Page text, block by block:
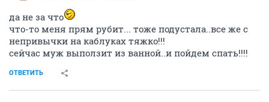
да не за что
что-то меня прям рубит... тоже подустала..все же с
непривычки на каблуках тяжко!!!
сейчас муж выползит из ванной..и пойдем спать!!!!
ОТВЕТИТЬ